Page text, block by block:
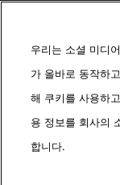
AFP와 계약 없이 저
엄격히 금합니다. 팩
첨부된 부분은 관련
파티 콘텐츠 제작자
이에 따른 법적 책임
우리는 소셜 미디
가 올바로 동작하
해 쿠키를 사용하
용 정보를 회사의
합니다.